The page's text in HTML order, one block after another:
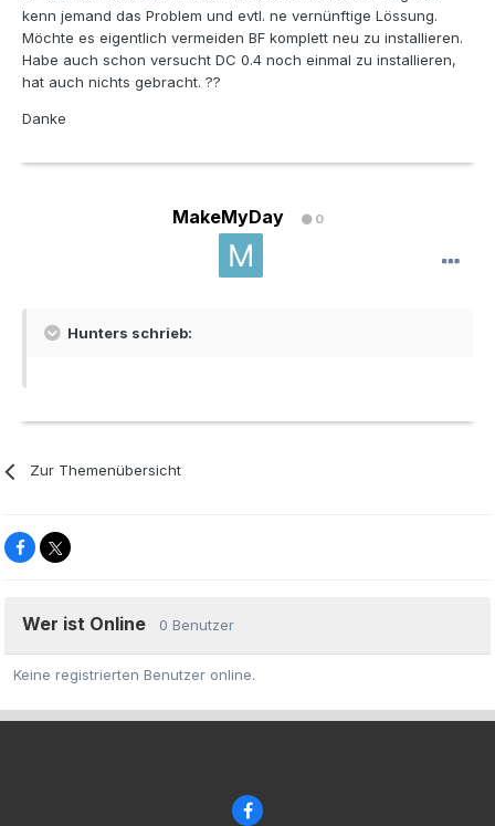
kenn jemand das Problem und evtl. ne vernünftige Lössung.
Möchte es eigentlich vermeiden BF komplett neu zu installieren.
Habe auch schon versucht DC 0.4 noch einmal zu installieren,
hat auch nichts gebracht. ??
Danke
MakeMyDay 0
Hunters schrieb:
Zur Themenübersicht
Wer ist Online 0 Benutzer
Keine registrierten Benutzer online.